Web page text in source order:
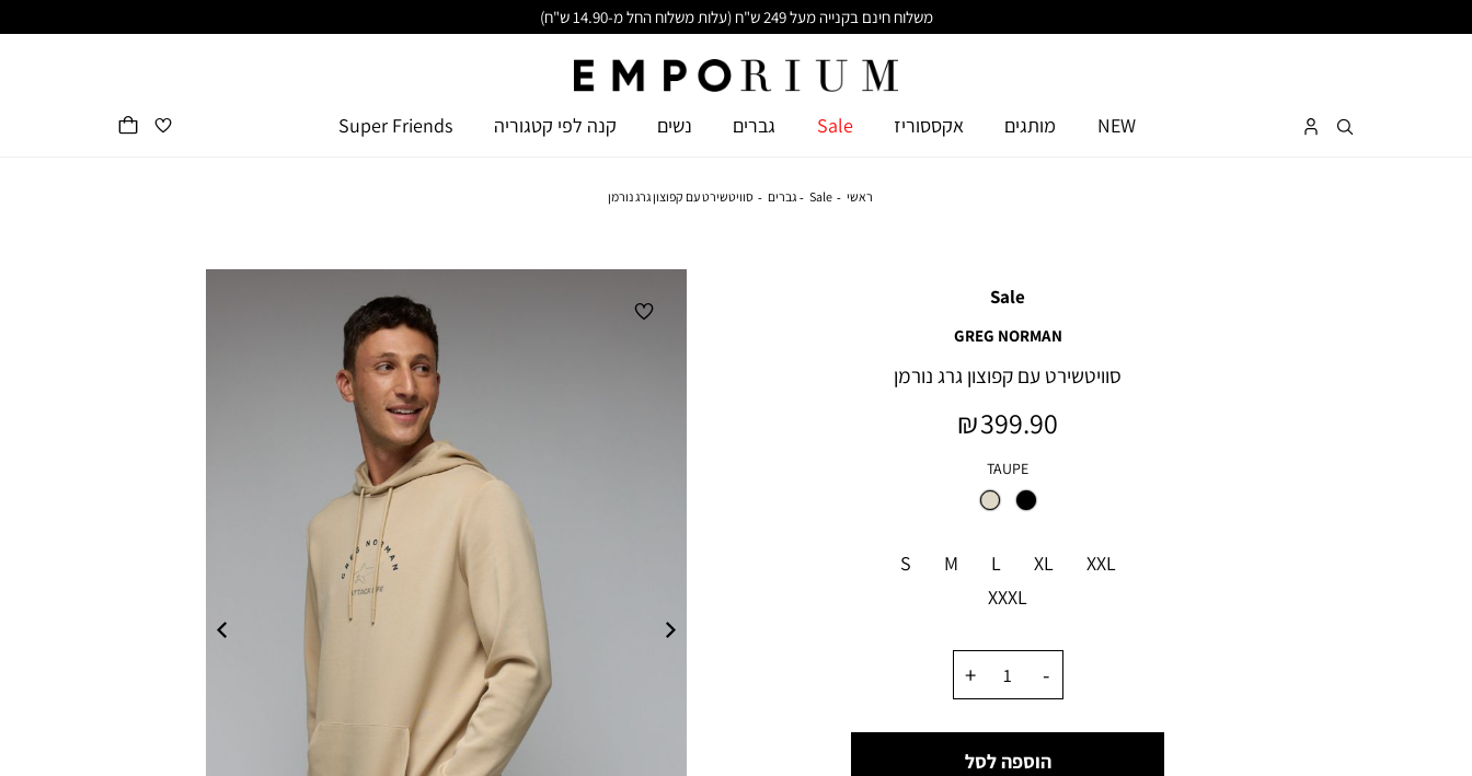
משלוח חינם בקנייה מעל 249 ש"ח (עלות משלוח החל מ-14.90 ש"ח)
NEW מותגים אקססוריז Sale גברים נשים קנה לפי קטגוריה Super Friends
ראשי Sale גברים סוויטשירט עם קפוצון גרג נורמן
Sale
GREG NORMAN
סוויטשירט עם קפוצון גרג נורמן
מחיר
מוצר
399.90 ₪
צבע
TAUPE
S M L XL
XXL
XXXL
הוספה לסל